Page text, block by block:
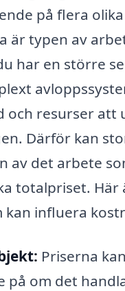
på flera
är typen av
har en större
och resurser att
Därför kan
av det arbete
totalpriset. Här
influera
Priserna
på om det